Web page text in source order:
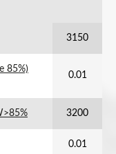
3150
85%)
0.01
3200
0.01